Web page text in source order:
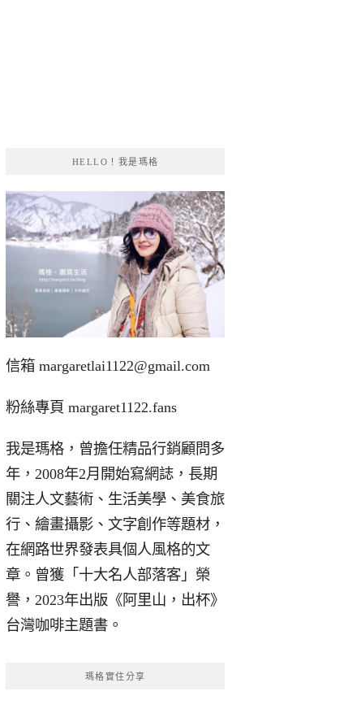
HELLO！我是瑪格
信箱 margaretlai1122@gmail.com
粉絲專頁 margaret1122.fans
我是瑪格，曾擔任精品行銷顧問多
年，2008年2月開始寫網誌，長期
關注人文藝術、生活美學、美食旅
行、繪畫攝影、文字創作等題材，
在網路世界發表具個人風格的文
章。曾獲「十大名人部落客」榮
譽，2023年出版《阿里山，出杯》
台灣咖啡主題書。
瑪格實住分享